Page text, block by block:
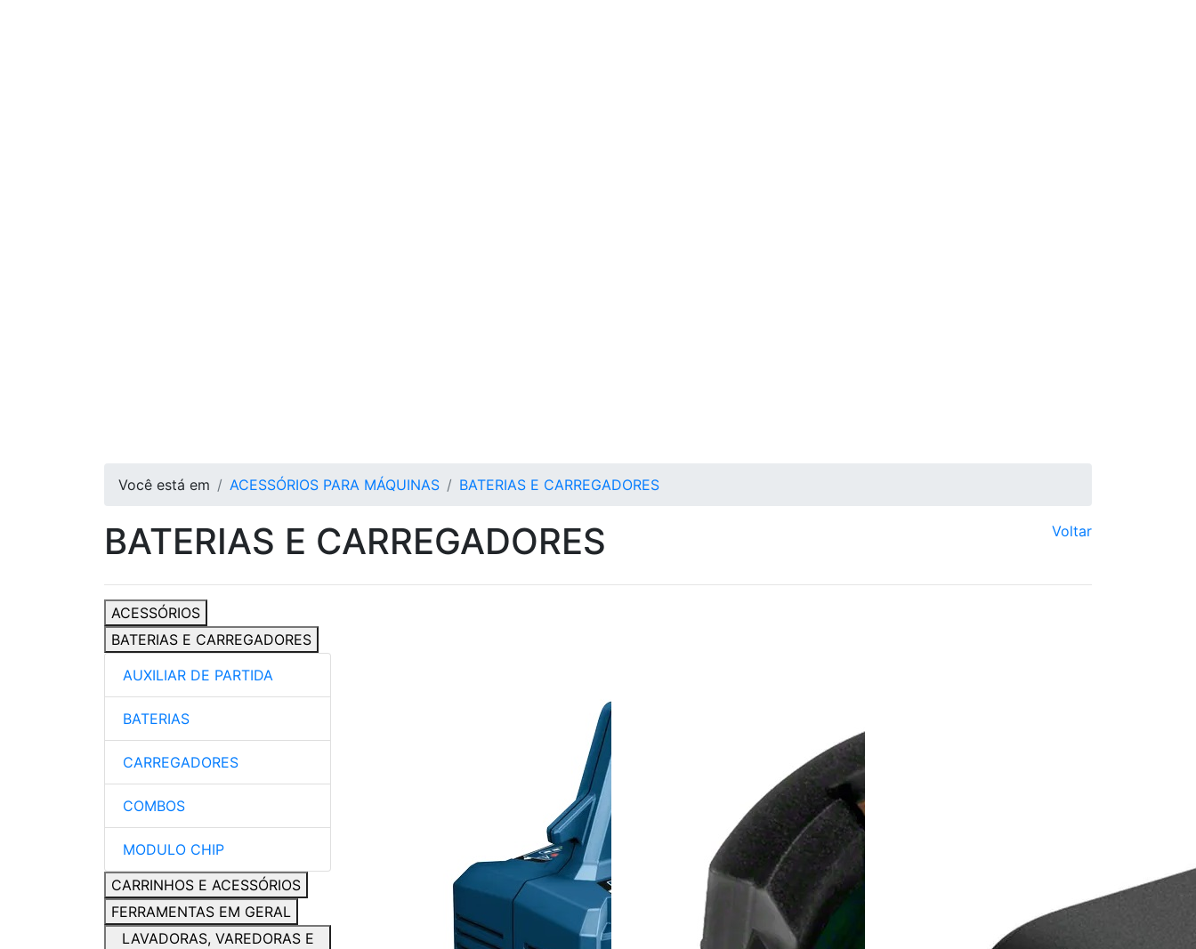
Você está em ACESSÓRIOS PARA MÁQUINAS BATERIAS E CARREGADORES
BATERIAS E CARREGADORES Voltar
ACESSÓRIOS
BATERIAS E CARREGADORES
AUXILIAR DE PARTIDA
BATERIAS
CARREGADORES
COMBOS
MODULO CHIP
CARRINHOS E ACESSÓRIOS
FERRAMENTAS EM GERAL
LAVADORAS, VAREDORAS E